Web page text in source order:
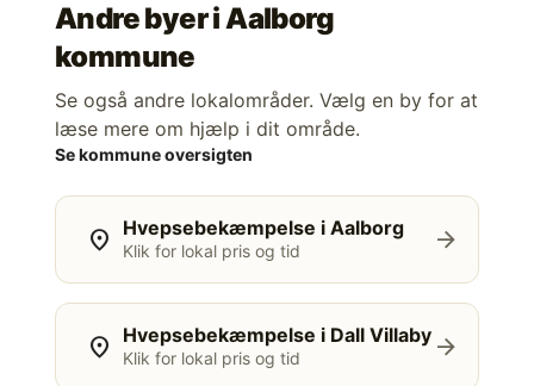
Andre byer iAalborg
kommune
Se også andre lokalområder. Vælg en by for at
læse mere om hjælp i dit område.
Se kommune oversigten
location_on Hvepsebekæmpelse i Aalborg
Klik for lokal pris og tid arrow_forward
location_on Hvepsebekæmpelse i Dall Villaby
Klik for lokal pris og tid arrow_forward